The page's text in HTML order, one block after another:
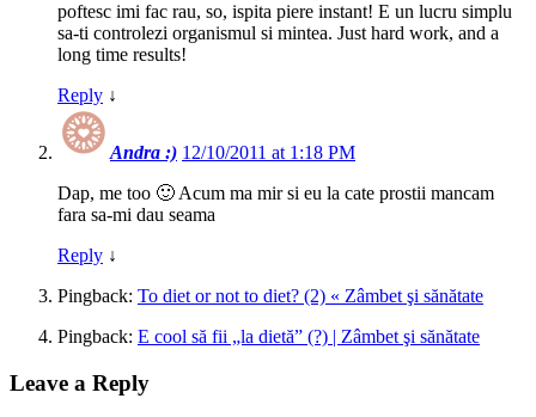
poftesc imi fac rau, so, ispita piere instant! E un lucru simplu
sa-ti controlezi organismul si mintea. Just hard work, and a
long time results!
Reply ↓
Andra :) 12/10/2011 at 1:18 PM
Dap, me too 🙂 Acum ma mir si eu la cate prostii mancam
fara sa-mi dau seama
Reply ↓
Pingback: To diet or not to diet? (2) « Zâmbet şi sănătate
Pingback: E cool să fii „la dietă” (?) | Zâmbet şi sănătate
Leave a Reply